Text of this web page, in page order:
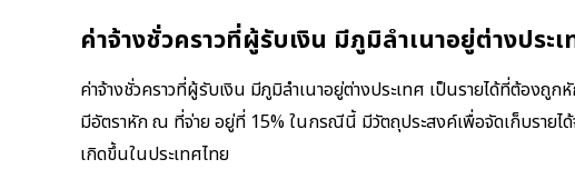
ค่าจ้างชั่วคราวที่ผู้รับเงิน มีภูมิลำเนาอยู่ต่างประ
ค่าจ้างชั่วคราวที่ผู้รับเงิน มีภูมิลำเนาอยู่ต่างประเทศ เป็นรายได้ที่ต้องถู
มีอัตราหัก ณ ที่จ่าย อยู่ที่ 15% ในกรณีนี้ มีวัตถุประสงค์เพื่อจัดเก็บรายได้
เกิดขึ้นในประเทศไทย